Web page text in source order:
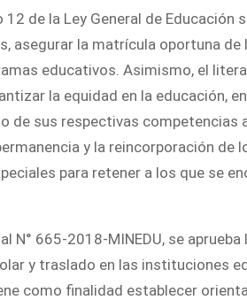
de la Ley General de Educación
asegurar la matrícula oportuna
educativos. Asimismo, el
la equidad en la educación,
de sus respectivas competencias
y la reincorporación de
para retener a los que se
N° 665-2018-MINEDU, se
y traslado en las instituciones
como finalidad establecer